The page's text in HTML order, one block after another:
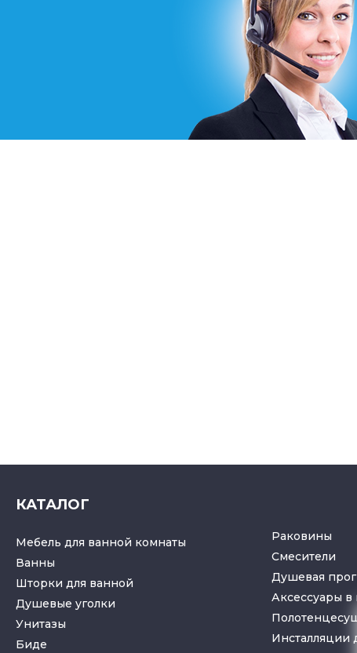
КАТАЛОГ
Мебель для ванной комнаты
Ванны
Шторки для ванной
Душевые уголки
Унитазы
Биде
Раковины
Смесители
Душевая
Аксессуары
Инсталляции